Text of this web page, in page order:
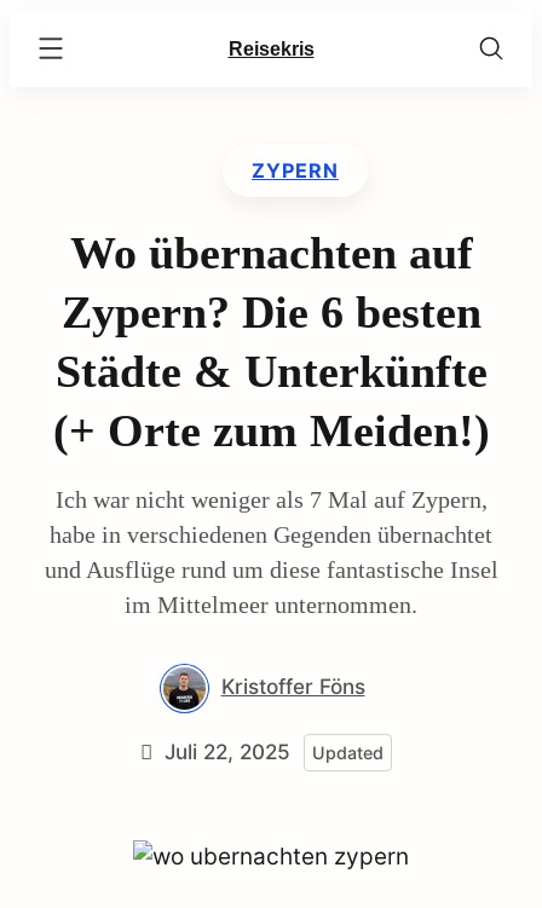
Reisekris
ZYPERN
Wo übernachten auf
Zypern? Die 6 besten
Städte & Unterkünfte
(+ Orte zum Meiden!)
Ich war nicht weniger als 7 Mal auf Zypern,
habe in verschiedenen Gegenden übernachtet
und Ausflüge rund um diese fantastische Insel
im Mittelmeer unternommen.
Kristoffer Föns
Juli 22, 2025 Updated